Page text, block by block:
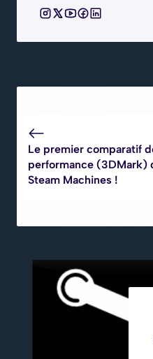
Le premier comparatif
performance (3DMark)
Steam Machines !